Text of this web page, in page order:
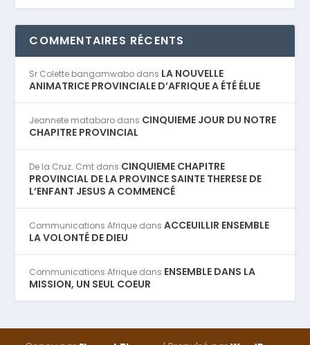
COMMENTAIRES RÉCENTS
Sr Colette bangamwabo dans LA NOUVELLE
ANIMATRICE PROVINCIALE D’AFRIQUE A ÉTÉ ÉLUE
Jeannete matabaro dans CINQUIEME JOUR DU NOTRE
CHAPITRE PROVINCIAL
De la Cruz. Cmt dans CINQUIEME CHAPITRE
PROVINCIAL DE LA PROVINCE SAINTE THERESE DE
L’ENFANT JESUS A COMMENCÉ
Communications Afrique dansACCEUILLIR ENSEMBLE
LA VOLONTÉ DE DIEU
Communications Afrique dans ENSEMBLE DANS LA
MISSION, UN SEUL COEUR